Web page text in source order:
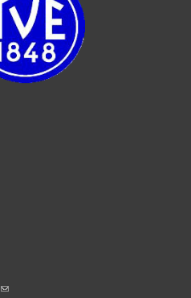
(link sends e-mail)